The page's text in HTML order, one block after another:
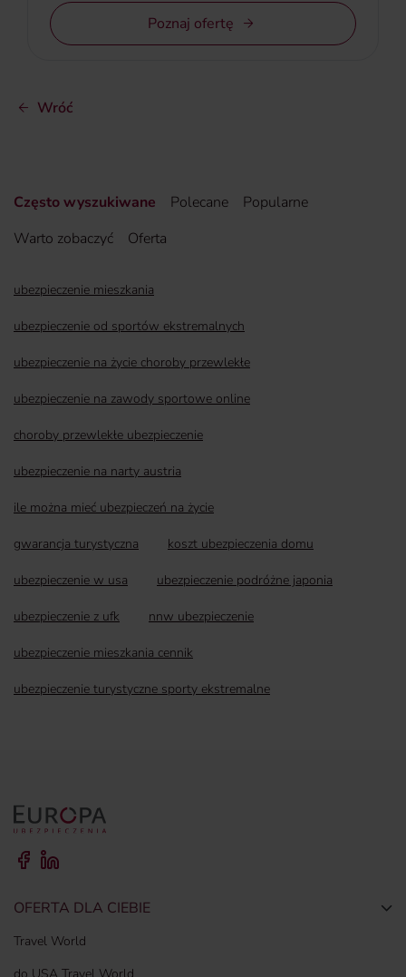
Poznaj ofertę
Wróć
Często wyszukiwane Polecane
Popularne
Warto zobaczyć
Oferta
ubezpieczenie mieszkania
ubezpieczenie od sportów ekstremalnych
ubezpieczenie na życie choroby przewlekłe
ubezpieczenie na zawody sportowe online
choroby przewlekłe ubezpieczenie
ubezpieczenie na narty austria
ile można mieć ubezpieczeń na życie
gwarancja turystyczna koszt ubezpieczenia domu
ubezpieczenie w usa ubezpieczenie podróżne japonia
ubezpieczenie z ufk nnw ubezpieczenie
ubezpieczenie mieszkania cennik
ubezpieczenie turystyczne sporty ekstremalne
OFERTA DLA CIEBIE
Travel World